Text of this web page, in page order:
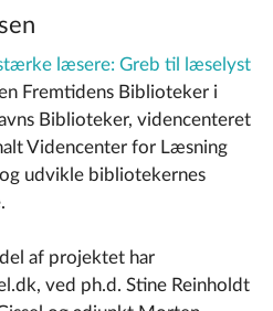
læsere: Greb til læselyst
Fremtidens Biblioteker i
Biblioteker, videncenteret
Videncenter for Læsning
udvikle bibliotekernes
af projektet har
ved ph.d. Stine Reinholdt